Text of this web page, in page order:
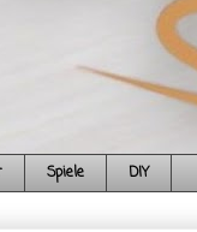
Spiele DIY